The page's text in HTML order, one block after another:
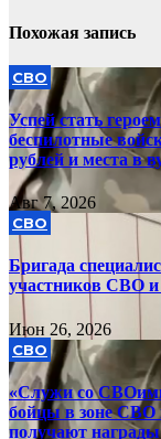
Похожая запись
СВО
Успей стать
беспилотные
рублей и места в
Авг 7, 2026
СВО
Бригада
участников СВО и
Июн 26, 2026
СВО
«Служи со
бойцы в зоне СВО
получают награды